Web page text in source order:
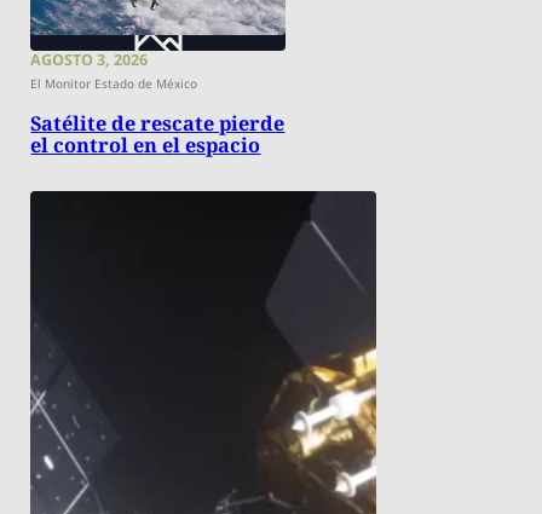
AGOSTO 3, 2026
El Monitor Estado de México
Satélite de rescate pierde
el control en el espacio